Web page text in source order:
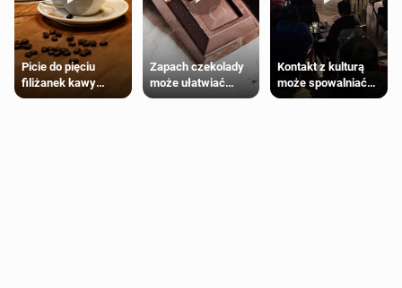
Picie do pięciu
filiżanek kawy
dziennie jest
Zapach czekolady
może ułatwiać
trening siłowy
Kontakt z kulturą
może spowalniać
starzenie